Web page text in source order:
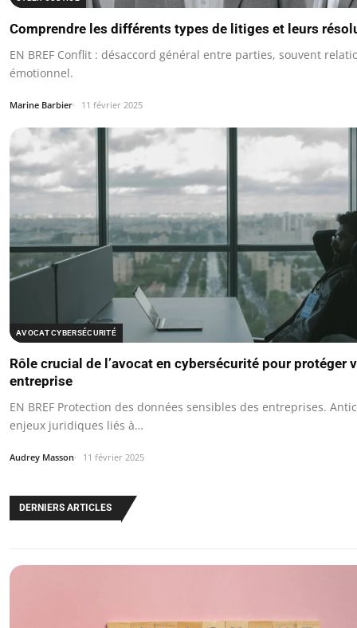
Comprendre les différents types de litiges et leurs
EN BREF Conflit : désaccord général entre parties, souvent
émotionnel.
Marine Barbier 11 février 2025
AVOCAT CYBERSÉCURITÉ
Rôle crucial de l’avocat en cybersécurité pour protéger
entreprise
EN BREF Protection des données sensibles des entreprises.
enjeux juridiques liés à…
Audrey Masson 11 février 2025
DERNIERS ARTICLES